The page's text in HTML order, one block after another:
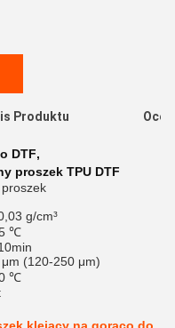
Produktu
DTF,
proszek TPU DTF
g/cm³
℃
(120-250 μm)
℃